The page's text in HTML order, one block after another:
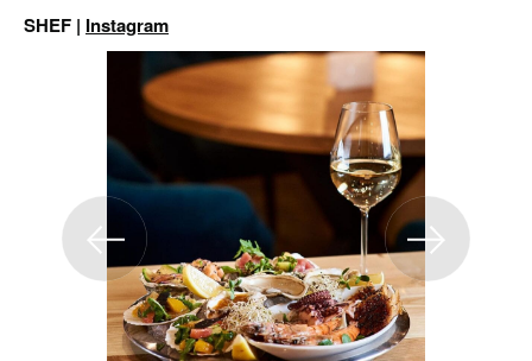
SHEF | Instagram